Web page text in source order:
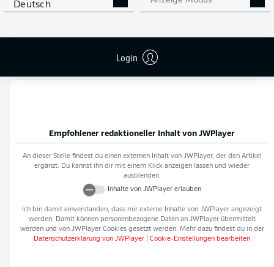
Deutsch
Login APP STORE
Empfohlener redaktioneller Inhalt von JWPlayer
An dieser Stelle findest du einen externen Inhalt von JWPlayer, der den Artikel
ergänzt. Du kannst ihn dir mit einem Klick anzeigen lassen und wieder
ausblenden.
Inhalte von JWPlayererlauben
Ich bin damit einverstanden, dass mir externe Inhalte von JWPlayer angezeigt
werden. Damit können personenbezogene Daten an JWPlayerübermittelt
werden und von JWPlayerCookies gesetzt werden. Mehr dazu findest du in der
Datenschutzerklärung von JWPlayer Cookie-Einstellungen bearbeiten